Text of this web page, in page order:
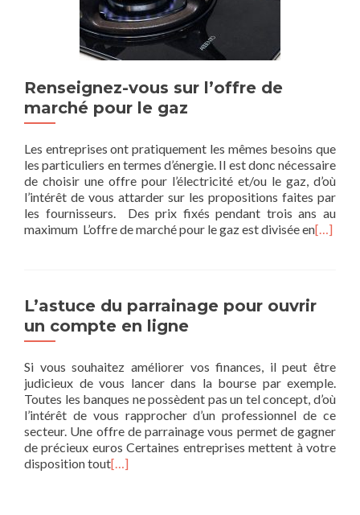
Renseignez-vous sur l’offre de
marché pour le gaz
Les entreprises ont pratiquement les mêmes besoins que
les particuliers en termes d’énergie. Il est donc nécessaire
de choisir une offre pour l’électricité et/ou le gaz, d’où
l’intérêt de vous attarder sur les propositions faites par
les fournisseurs. Des prix fixés pendant trois ans au
maximum L’offre de marché pour le gaz est divisée en[…]
L’astuce du parrainage pour ouvrir
un compte en ligne
Si vous souhaitez améliorer vos finances, il peut être
judicieux de vous lancer dans la bourse par exemple.
Toutes les banques ne possèdent pas un tel concept, d’où
l’intérêt de vous rapprocher d’un professionnel de ce
secteur. Une offre de parrainage vous permet de gagner
de précieux euros Certaines entreprises mettent à votre
disposition tout[…]